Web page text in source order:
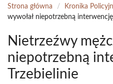
Strona główna / Kronika
wywołał niepotrzebną
Nietrzeźwy
niepotrzebną
Trzebielinie